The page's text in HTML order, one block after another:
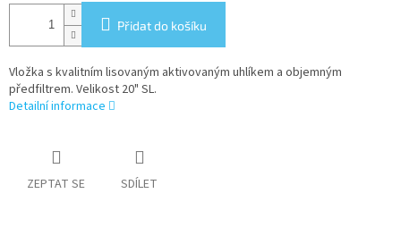
Přidat do košíku
Vložka s kvalitním lisovaným aktivovaným uhlíkem a objemným
předfiltrem. Velikost 20" SL.
Detailní informace
ZEPTAT SE SDÍLET